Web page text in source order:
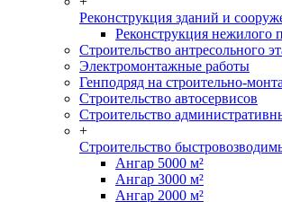
Реконструкция зданий и
Реконструкция нежилого
Строительство антресольного
Электромонтажные работы
Генподряд на строительно-
Строительство автосервисов
Строительство
+
Строительство
Ангар 5000 м²
Ангар 3000 м²
Ангар 2000 м²